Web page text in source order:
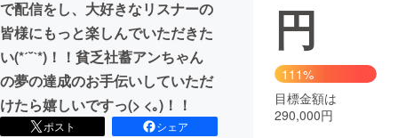
まちづくり・地域活性化
CAMPFIRE for Social Good
CAMPFIRE Creation
CAMPFIREふるさと納税
コミュニティ
で配信をし、大好きなリスナーの
皆様にもっと楽しんでいただきた
い(*ˊ˘ˋ*)！！貧乏社蓄アンちゃん
の夢の達成のお手伝いしていただ
けたら嬉しいですっ(> <｡)！！
ポスト
シェア
円
111%
目標金額は
290,000円